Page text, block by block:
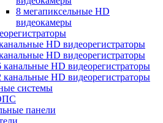
8 мегапиксельные HD
видеокамеры
HD видеорегистраторы
HD видеорегистраторы
канальные HD видеорегистраторы
канальные HD видеорегистраторы
системы
панели